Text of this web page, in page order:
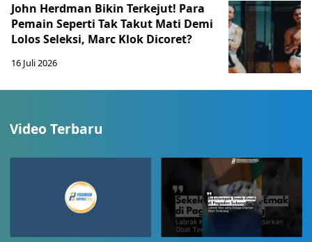
John Herdman Bikin Terkejut! Para
Pemain Seperti Tak Takut Mati Demi
Lolos Seleksi, Marc Klok Dicoret?
16 Juli 2026
Video Terbaru